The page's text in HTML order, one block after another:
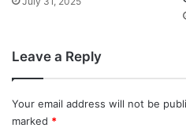
Leave a Reply
Your email address will not be
marked *